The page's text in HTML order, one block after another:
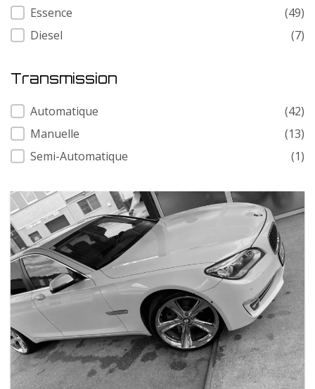
Carburant
Essence
(49)
Diesel
(7)
Transmission
Transmission
Automatique
(42)
Manuelle
(13)
Semi-Automatique
(1)